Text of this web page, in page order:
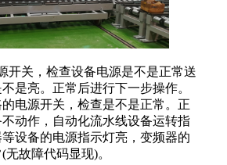
关，检查设备电源是不是正常送
是亮。正常后进行下一步操作。
电源开关，检查是不是正常。正
动作，自动化流水线设备运转指
设备的电源指示灯亮，变频器的
故障代码显现)。